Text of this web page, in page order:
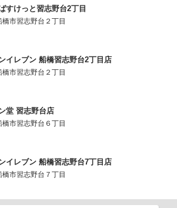
すけっと習志野台2丁目
橋市習志野台２丁目
イレブン 船橋習志野台2丁目店
橋市習志野台２丁目
堂 習志野台店
橋市習志野台６丁目
イレブン 船橋習志野台7丁目店
橋市習志野台７丁目